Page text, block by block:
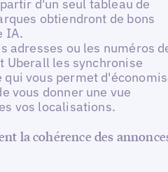
d'un seul tableau de
obtiendront de bons
IA.
adresses ou les numéros
Uberall les synchronise
vous permet
vous donner une vue
vos localisations.
la cohérence des